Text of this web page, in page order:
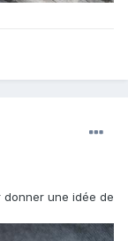
une idée de